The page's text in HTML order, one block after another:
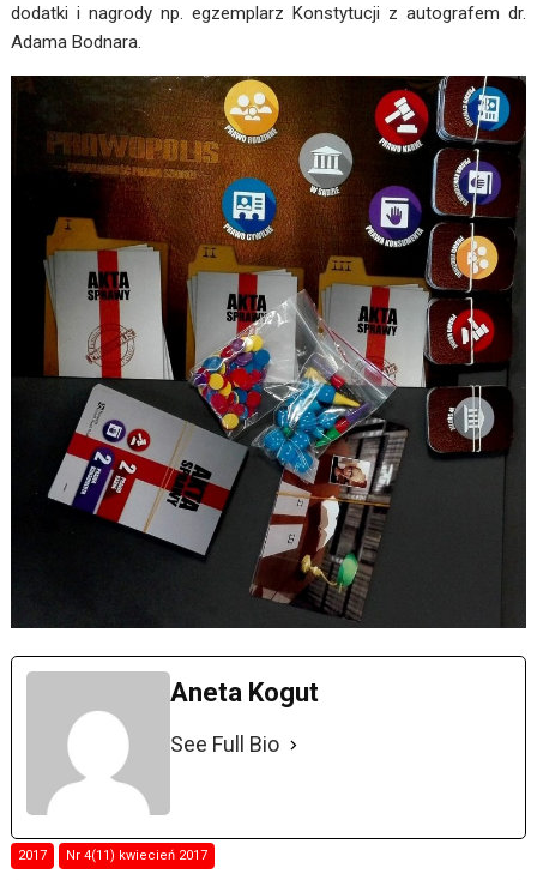
dodatki i nagrody np. egzemplarz Konstytucji z autografem dr.
Adama Bodnara.
Aneta Kogut
See Full Bio
2017 Nr 4(11) kwiecień 2017